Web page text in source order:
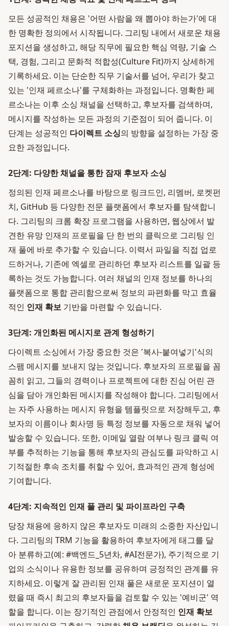
모든 성공적인 채용은 '어떤 사람을 왜 뽑아야 하는가'에 대
한 명확한 정의에서 시작됩니다. 그리팅 내에서 새로운 채용
포지션을 생성하고, 해당 직무에 필요한 핵심 역량, 기술 스
택, 경험, 그리고 문화적 적합성(Culture Fit)까지 상세하게
기록하세요. 이는 단순한 직무 기술서를 넘어, 우리가 찾고
있는 '인재 페르소나'를 구체화하는 과정입니다. 명확한 페
르소나는 이후 소싱 채널을 선택하고, 후보자를 검색하며,
메시지를 작성하는 모든 과정의 기준점이 되어 줍니다. 이
단계는 성공적인 다이렉트 소싱의 방향을 설정하는 가장 중
요한 과정입니다.
2단계: 다양한 채널을 통한 잠재 후보자 소싱
정의된 인재 페르소나를 바탕으로 링크드인, 리멤버, 로켓펀
치, GitHub 등 다양한 전문 플랫폼에서 후보자를 탐색합니
다. 그리팅의 크롬 확장 프로그램을 사용하면, 웹상에서 발
견한 유망 인재의 프로필을 단 한 번의 클릭으로 그리팅 인
재 풀에 바로 추가할 수 있습니다. 이력서 파일을 직접 업로
드하거나, 기존에 엑셀로 관리하던 후보자 리스트를 일괄 등
록하는 것도 가능합니다. 여러 채널의 인재 정보를 하나의
플랫폼으로 통합 관리함으로써 정보의 파편화를 막고 효율
적인 인재 확보 기반을 마련할 수 있습니다.
3단계: 개인화된 메시지로 관계 형성하기
다이렉트 소싱에서 가장 중요한 것은 '복사-붙여넣기'식의
스팸 메시지를 보내지 않는 것입니다. 후보자의 프로필을 꼼
꼼히 읽고, 그들의 경력이나 프로젝트에 대한 진심 어린 관
심을 담아 개인화된 메시지를 작성해야 합니다. 그리팅에서
는 자주 사용하는 메시지 유형을 템플릿으로 저장해두고, 후
보자의 이름이나 회사명 등 특정 정보를 자동으로 채워 넣어
발송할 수 있습니다. 또한, 이메일 열람 여부나 링크 클릭 여
부를 추적하는 기능을 통해 후보자의 관심도를 파악하고 시
기적절한 후속 조치를 취할 수 있어, 효과적인 관계 형성에
기여합니다.
4단계: 지속적인 인재 풀 관리 및 파이프라인 구축
당장 채용에 응하지 않은 후보자도 미래의 소중한 자산입니
다. 그리팅의 TRM 기능을 활용하여 후보자에게 태그를 달
아 분류하고(예: #백엔드_5년차, #AI전문가), 주기적으로 기
업의 소식이나 유용한 정보를 공유하며 긍정적인 관계를 유
지하세요. 이렇게 잘 관리된 인재 풀은 새로운 포지션이 열
렸을 때 즉시 최고의 후보자들을 검토할 수 있는 '예비군' 역
할을 합니다. 이는 장기적인 관점에서 안정적인 인재 확보